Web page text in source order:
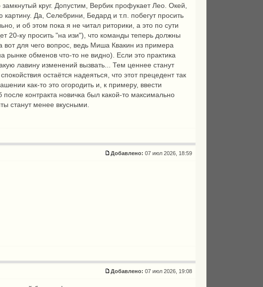
круг. Допустим, Вербик профукает Лео. Окей,
Да, Селебрини, Бедард и т.п. побегут просить
и об этом пока я не читал риторики, а это по сути
20-ку просить "на изи"), что команды теперь должны
для чего вопрос, ведь Миша Квакин из примера
обменов что-то не видно). Если это практика
лавину изменений вызвать... Тем ценнее станут
остаётся надеяться, что этот прецедент так
как-то это огородить и, к примеру, ввести
контракта новичка был какой-то максимально
станут менее вкусными.
Добавлено: 07 июл 2026, 18:59
Добавлено: 07 июл 2026, 19:08